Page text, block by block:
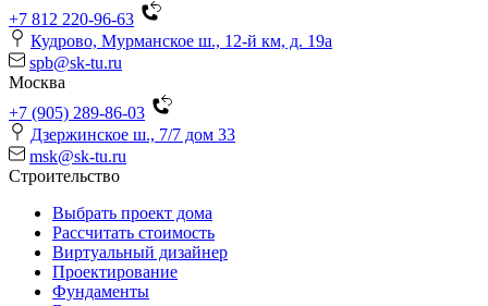
+7 812 220-96-63
Кудрово, Мурманское ш., 12-й км, д. 19a
spb@sk-tu.ru
Москва
+7 (905) 289-86-03
Дзержинское ш., 7/7 дом 33
msk@sk-tu.ru
Строительство
Выбрать проект дома
Рассчитать стоимость
Виртуальный дизайнер
Проектирование
Фундаменты